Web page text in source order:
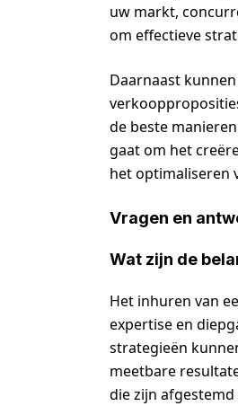
uw markt,
om effectieve
Daarnaast
de beste
gaat om het
het optimaliseren
Vragen en
Wat zijn de
Het inhuren van
expertise en
strategieën
meetbare
die zijn